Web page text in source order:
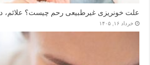
علت خونریزی غیرطبیعی رحم چیست؟ علائم،
خرداد ۱۶, ۱۴۰۵